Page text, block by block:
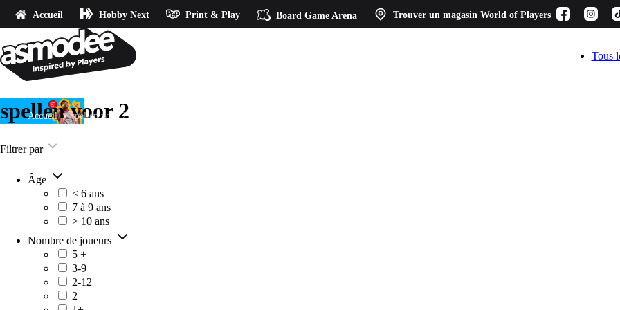
Accueil Hobby Next Print & Play Board Game Arena Trouver un magasin World of Players
Tous
Accueil spellen voor 2
spellen voor 2
Filtrer par
Âge
< 6 ans
7 à 9 ans
> 10 ans
Nombre de joueurs
5 +
3-9
2-12
2